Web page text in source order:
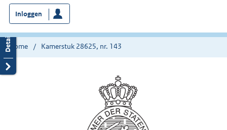
bent
nu
hier:
Inloggen
Home Kamerstuk 28625, nr. 143